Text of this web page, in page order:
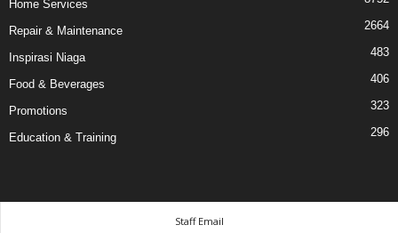
Home Services
Repair & Maintenance 2664
Inspirasi Niaga 483
Food & Beverages 406
Promotions 323
Education & Training 296
Staff Email